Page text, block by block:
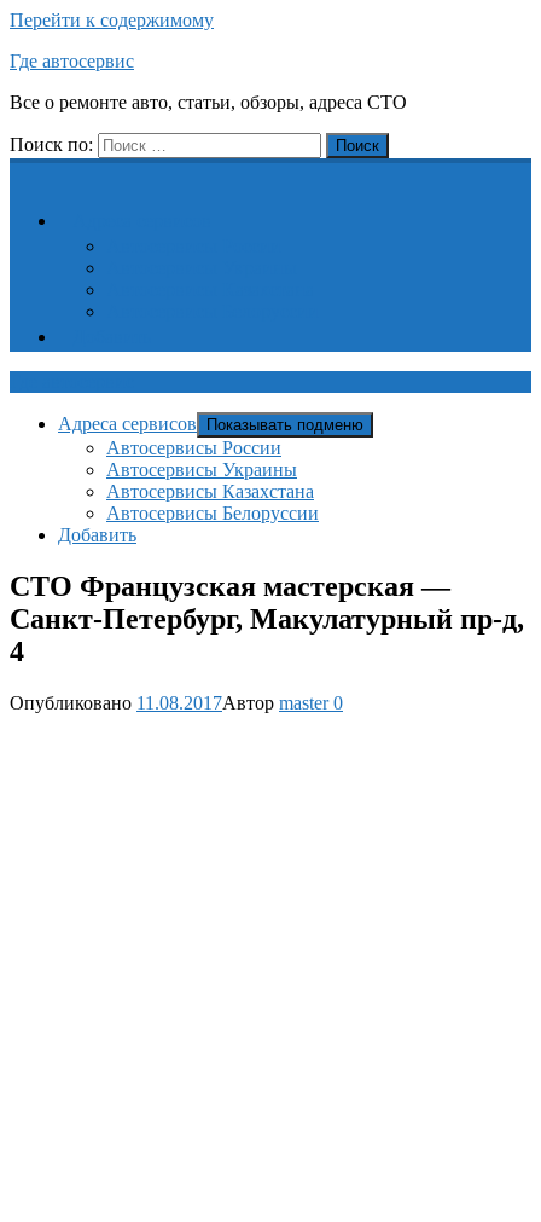
Перейти к содержимому
Где автосервис
Все о ремонте авто, статьи, обзоры, адреса СТО
Поиск по: Поиск
Адреса сервисов Показывать подменю
Автосервисы России
Автосервисы Украины
Автосервисы Казахстана
Автосервисы Белоруссии
Добавить
СТО Французская мастерская —
Санкт-Петербург, Макулатурный пр-д,
4
Опубликовано 11.08.2017Автор master0